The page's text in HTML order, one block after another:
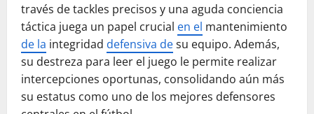
través de tackles precisos y una aguda conciencia
táctica juega un papel crucial en el mantenimiento
de la integridad defensiva desu equipo. Además,
su destreza para leer el juego le permite realizar
intercepciones oportunas, consolidando aún más
su estatus como uno de los mejores defensores